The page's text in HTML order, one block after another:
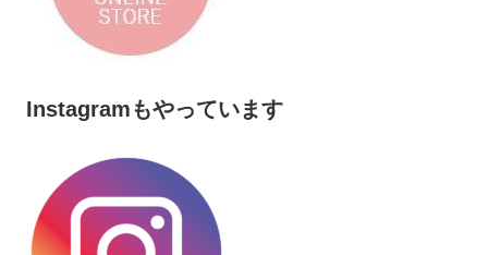
Instagramもやっています